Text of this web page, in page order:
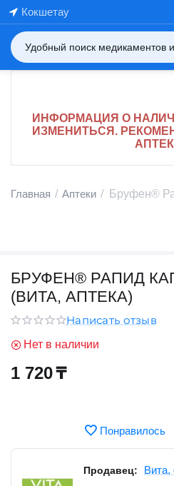
Кокшетау
ИНФОРМАЦИЯ О
ИЗМЕНИТЬСЯ.
Главная / Аптеки / Бруфен®
БРУФЕН® РАПИД
(ВИТА, АПТЕКА)
Написать отзыв
Нет в наличии
1 720₸
Понравилось
Продавец: Вита,